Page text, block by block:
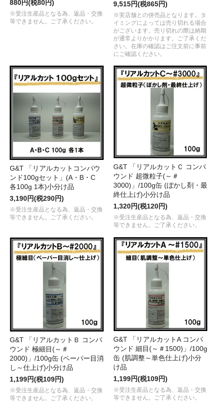
880円(税80円)
※受注生産品となる為、返品・交換
等できません。ご了承ください。
9,515円(税865円)
※実店舗との併売品となります。タ
イミングによっては売り切れる場合
がございます。売り切れの際は納期
が通常よりかかります。ご了承くだ
さい。在庫の確認はご注文前に事前
にご確認ください。
G&T 「リアルカットコンパウ
ンド100gセット」(A・B・C
各100g 1本)小分け品
3,190円(税290円)
※受注生産品となる為、返品・交換
等できません。ご了承ください。
G&T 「リアルカットＣ コンパ
ウンド 超微粒子(～＃
3000)」/100g缶 (ぼかし剤・最
終仕上げ)小分け品
1,320円(税120円)
※受注生産品となる為、返品・交換
等できません。ご了承ください。
G&T 「リアルカットＢ コンパ
ウンド 極細目(～＃
2000)」/100g缶 (ペーパー目消
し～仕上げ)小分け品
1,199円(税109円)
※受注生産品となる為、返品・交換
等できません。ご了承ください。
G&T 「リアルカットA コンパ
ウンド 細目(～＃1500)」/100g
缶 (肌調整～単色仕上げ)小分
け品
1,199円(税109円)
※受注生産品となる為、返品・交換
等できません。ご了承ください。